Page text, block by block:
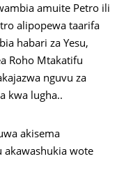
amuite Petro ili
alipopewa taarifa
habari za Yesu,
Roho Mtakatifu
nguvu za
kwa lugha..
akisema
akawashukia wote